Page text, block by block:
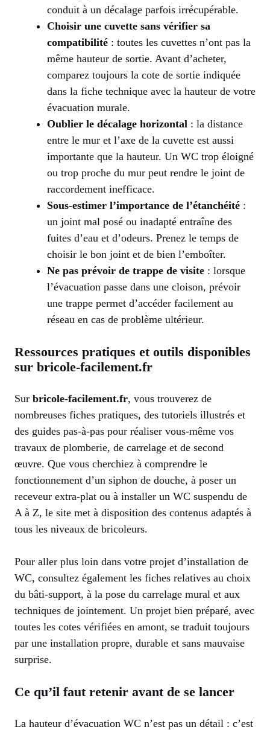
conduit à un décalage parfois irrécupérable.
Choisir une cuvette sans vérifier sa
compatibilité : toutes les cuvettes n’ont pas la
même hauteur de sortie. Avant d’acheter,
comparez toujours la cote de sortie indiquée
dans la fiche technique avec la hauteur de votre
évacuation murale.
Oublier le décalage horizontal : la distance
entre le mur et l’axe de la cuvette est aussi
importante que la hauteur. Un WC trop éloigné
ou trop proche du mur peut rendre le joint de
raccordement inefficace.
Sous-estimer l’importance de l’étanchéité :
un joint mal posé ou inadapté entraîne des
fuites d’eau et d’odeurs. Prenez le temps de
choisir le bon joint et de bien l’emboîter.
Ne pas prévoir de trappe de visite : lorsque
l’évacuation passe dans une cloison, prévoir
une trappe permet d’accéder facilement au
réseau en cas de problème ultérieur.
Ressources pratiques et outils disponibles
sur bricole-facilement.fr
Sur bricole-facilement.fr, vous trouverez de
nombreuses fiches pratiques, des tutoriels illustrés et
des guides pas-à-pas pour réaliser vous-même vos
travaux de plomberie, de carrelage et de second
œuvre. Que vous cherchiez à comprendre le
fonctionnement d’un siphon de douche, à poser un
receveur extra-plat ou à installer un WC suspendu de
A à Z, le site met à disposition des contenus adaptés à
tous les niveaux de bricoleurs.
Pour aller plus loin dans votre projet d’installation de
WC, consultez également les fiches relatives au choix
du bâti-support, à la pose du carrelage mural et aux
techniques de jointement. Un projet bien préparé, avec
toutes les cotes vérifiées en amont, se traduit toujours
par une installation propre, durable et sans mauvaise
surprise.
Ce qu’il faut retenir avant de se lancer
La hauteur d’évacuation WC n’est pas un détail : c’est